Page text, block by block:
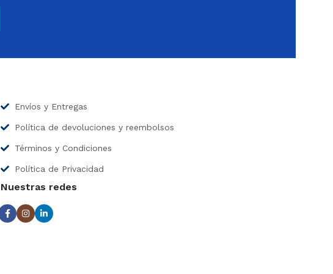
Envíos y Entregas
Política de devoluciones y reembolsos
Términos y Condiciones
Política de Privacidad
Nuestras redes